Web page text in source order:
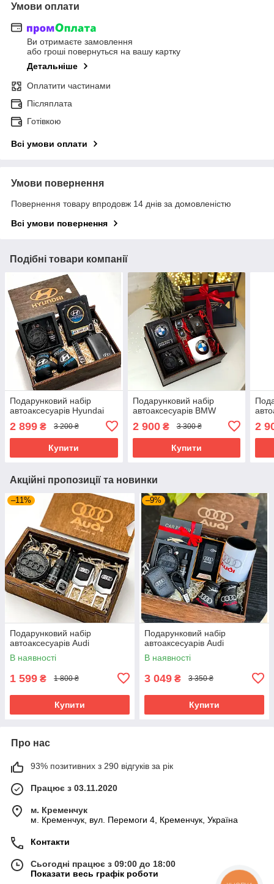
Умови оплати
Ви отримаєте замовлення
або гроші повернуться на вашу картку
Детальніше
Оплатити частинами
Післяплата
Готівкою
Всі умови оплати
Умови повернення
Повернення товару впродовж 14 днів за домовленістю
Всі умови повернення
Подібні товари компанії
Подарунковий набір
автоаксесуарів Hyundai
2 899 ₴ 3 200 ₴
Купити
Подарунковий набір
автоаксесуарів BMW
2 900₴ 3 300 ₴
Купити
2
Акційні пропозиції та новинки
–11%
Подарунковий набір
автоаксесуарів Audi
В наявності
1 599 ₴ 1 800 ₴
Купити
–9%
Подарунковий набір
автоаксесуарів Audi
В наявності
3 049 ₴ 3 350 ₴
Купити
Про нас
93% позитивних з 290 відгуків за рік
Працює з 03.11.2020
м. Кременчук
м. Кременчук, вул. Перемоги 4, Кременчук, Україна
Контакти
Сьогодні працює з 09:00 до 18:00
Показати весь графік роботи